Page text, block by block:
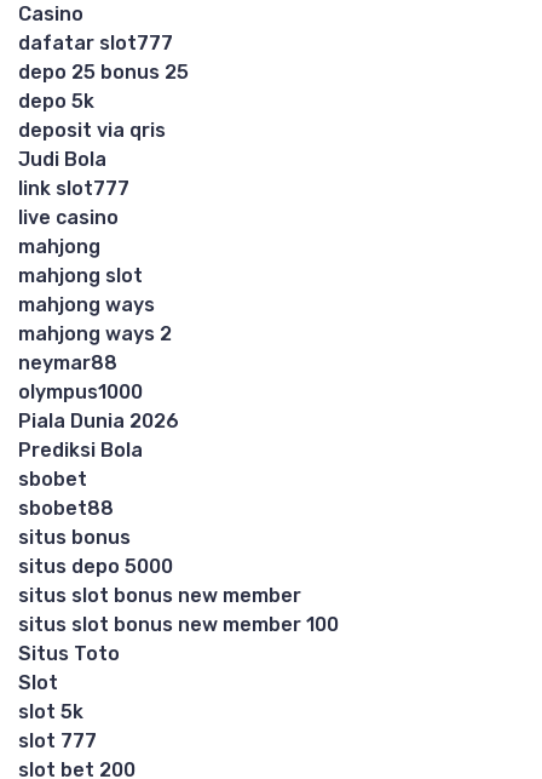
Casino
dafatar slot777
depo 25 bonus 25
depo 5k
deposit via qris
Judi Bola
link slot777
live casino
mahjong
mahjong slot
mahjong ways
mahjong ways 2
neymar88
olympus1000
Piala Dunia 2026
Prediksi Bola
sbobet
sbobet88
situs bonus
situs depo 5000
situs slot bonus new member
situs slot bonus new member 100
Situs Toto
Slot
slot 5k
slot 777
slot bet 200